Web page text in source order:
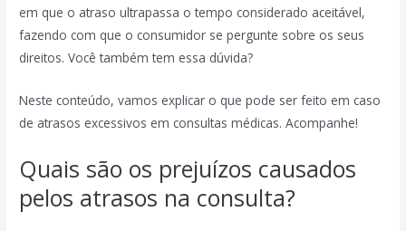
em que o atraso ultrapassa o tempo considerado aceitável,
fazendo com que o consumidor se pergunte sobre os seus
direitos. Você também tem essa dúvida?
Neste conteúdo, vamos explicar o que pode ser feito em caso
de atrasos excessivos em consultas médicas. Acompanhe!
Quais são os prejuízos causados
pelos atrasos na consulta?